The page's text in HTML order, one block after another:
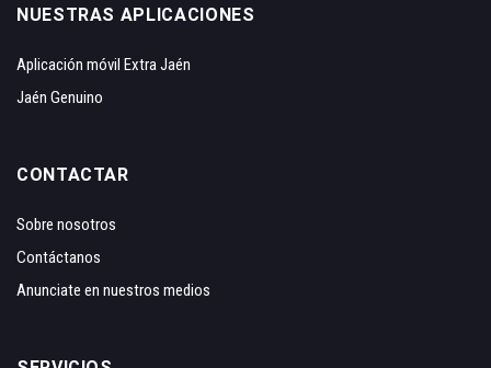
NUESTRAS APLICACIONES
Aplicación móvil Extra Jaén
Jaén Genuino
CONTACTAR
Sobre nosotros
Contáctanos
Anunciate en nuestros medios